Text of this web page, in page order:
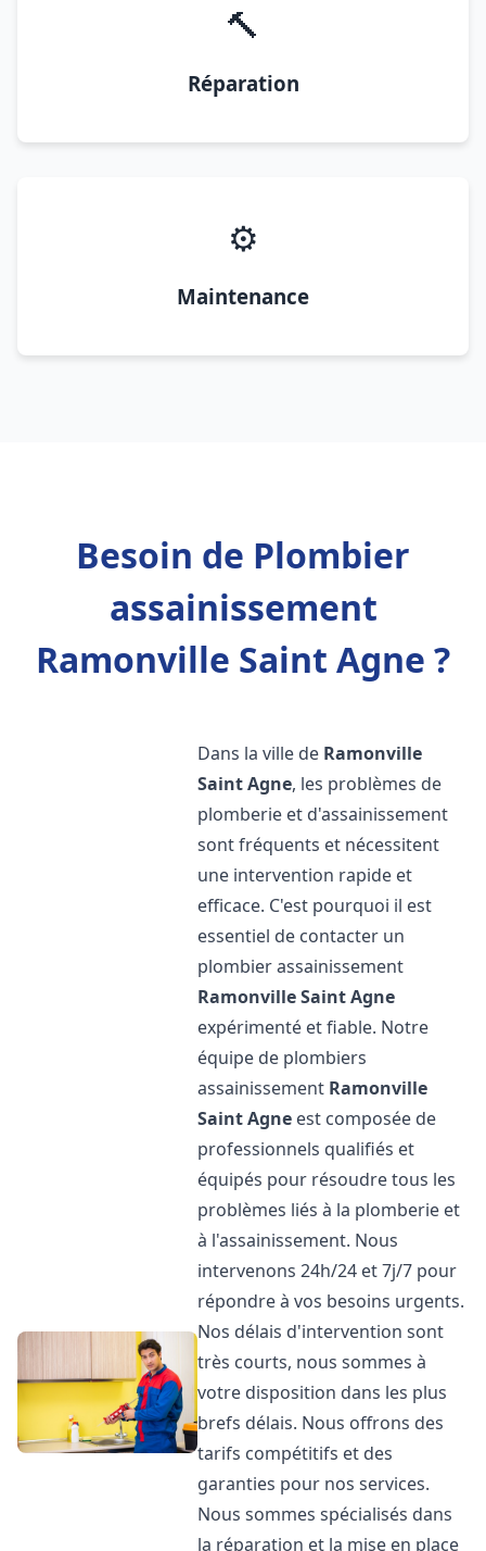
🔨
Réparation
⚙️
Maintenance
Besoin de Plombier
assainissement
Ramonville Saint Agne ?
Dans la ville de Ramonville
Saint Agne, les problèmes de
plomberie et d'assainissement
sont fréquents et nécessitent
une intervention rapide et
efficace. C'est pourquoi il est
essentiel de contacter un
plombier assainissement
Ramonville Saint Agne
expérimenté et fiable. Notre
équipe de plombiers
assainissement Ramonville
Saint Agne est composée de
professionnels qualifiés et
équipés pour résoudre tous les
problèmes liés à la plomberie et
à l'assainissement. Nous
intervenons 24h/24 et 7j/7 pour
répondre à vos besoins urgents.
Nos délais d'intervention sont
très courts, nous sommes à
votre disposition dans les plus
brefs délais. Nous offrons des
tarifs compétitifs et des
garanties pour nos services.
Nous sommes spécialisés dans
la réparation et la mise en place